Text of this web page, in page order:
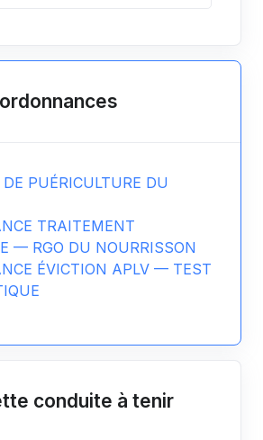
PUÉRICULTURE DU
TRAITEMENT
— RGO DU NOURRISSON
ÉVICTION APLV — TEST
conduite à tenir